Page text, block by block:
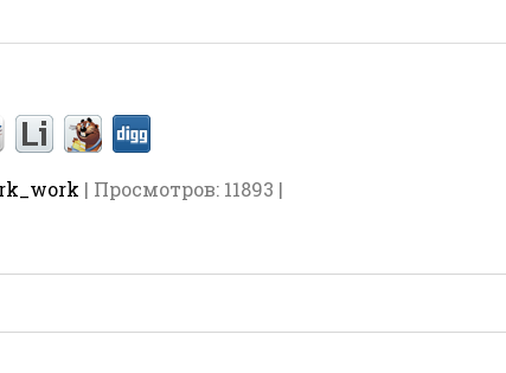
| Просмотров: 11893 |